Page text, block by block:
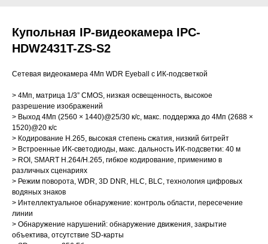
Купольная IP-видеокамера IPC-
HDW2431T-ZS-S2
Сетевая видеокамера 4Мп WDR Eyeball с ИК-подсветкой
> 4Мп, матрица 1/3” CMOS, низкая освещенность, высокое
разрешение изображений
> Выход 4Мп (2560 × 1440)@25/30 к/с, макс. поддержка до 4Мп (2688 ×
1520)@20 к/с
> Кодирование H.265, высокая степень сжатия, низкий битрейт
> Встроенные ИК-светодиоды, макс. дальность ИК-подсветки: 40 м
> ROI, SMART H.264/H.265, гибкое кодирование, применимо в
различных сценариях
> Режим поворота, WDR, 3D DNR, HLC, BLC, технология цифровых
водяных знаков
> Интеллектуальное обнаружение: контроль области, пересечение
линии
> Обнаружение нарушений: обнаружение движения, закрытие
объектива, отсутствие SD-карты